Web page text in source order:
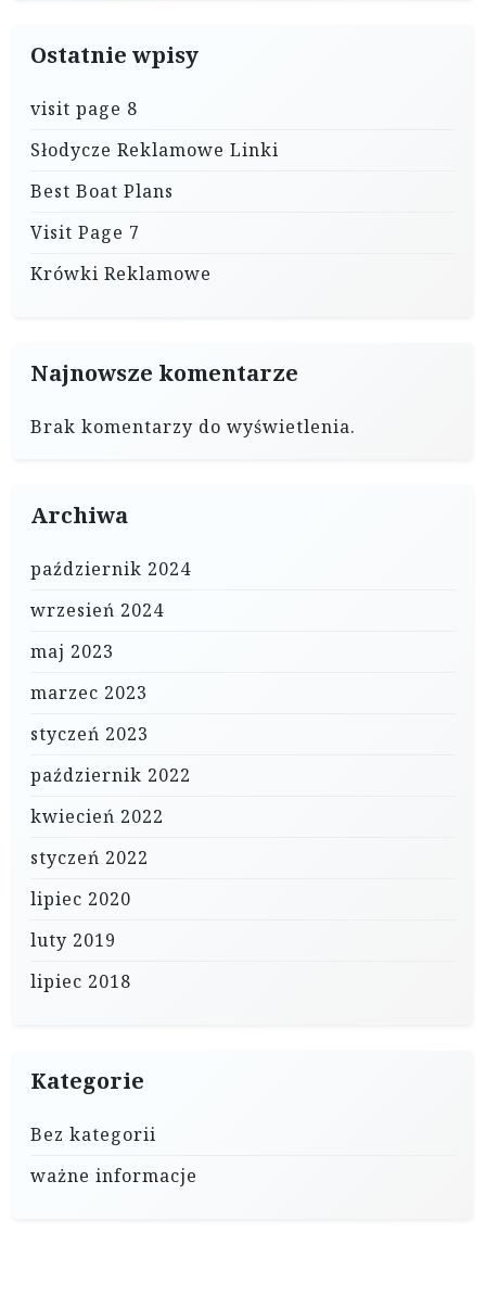
Ostatnie wpisy
visit page 8
Słodycze Reklamowe Linki
Best Boat Plans
Visit Page 7
Krówki Reklamowe
Najnowsze komentarze
Brak komentarzy do wyświetlenia.
Archiwa
październik 2024
wrzesień 2024
maj 2023
marzec 2023
styczeń 2023
październik 2022
kwiecień 2022
styczeń 2022
lipiec 2020
luty 2019
lipiec 2018
Kategorie
Bez kategorii
ważne informacje